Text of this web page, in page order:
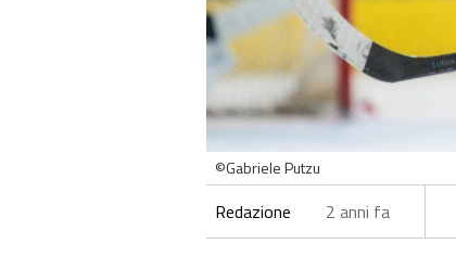
©Gabriele Putzu
Redazione 2 anni fa